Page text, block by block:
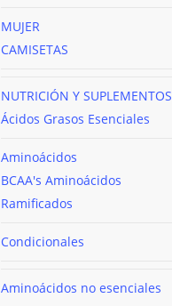
MUJER
CAMISETAS
NUTRICIÓN Y SUPLEMENTOS
Ácidos Grasos Esenciales
Aminoácidos
BCAA's Aminoácidos
Ramificados
Condicionales
Aminoácidos no esenciales